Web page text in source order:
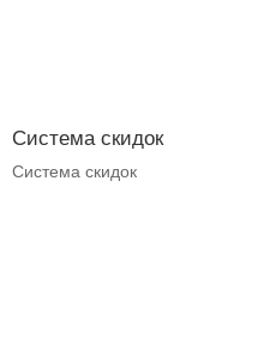
Система скидок
Система скидок